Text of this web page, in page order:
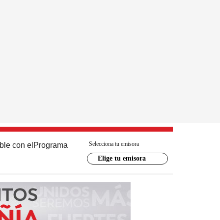
con el Programa Selecciona tu emisora
Elige tu emisora